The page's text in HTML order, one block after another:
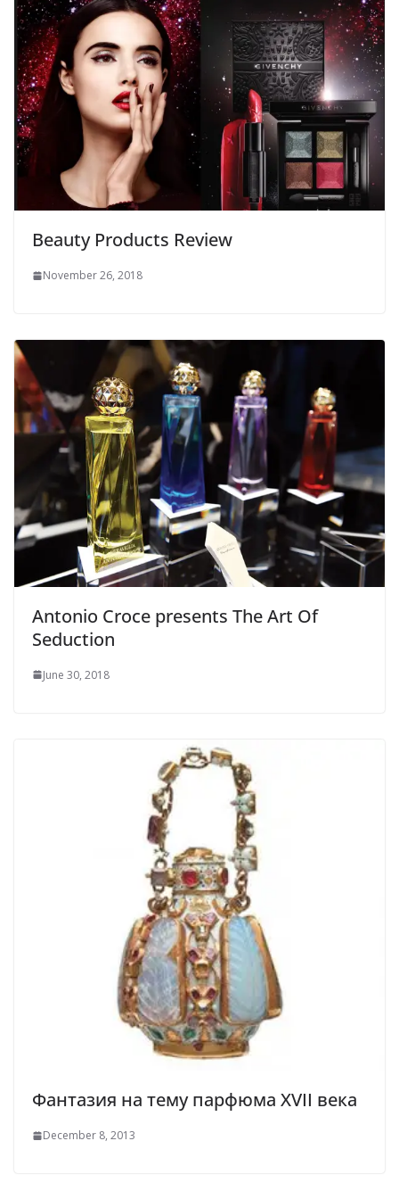
Beauty Products Review
November 26, 2018
Antonio Croce presents The Art Of
Seduction
June 30, 2018
Фантазия на тему парфюма XVII века
December 8, 2013